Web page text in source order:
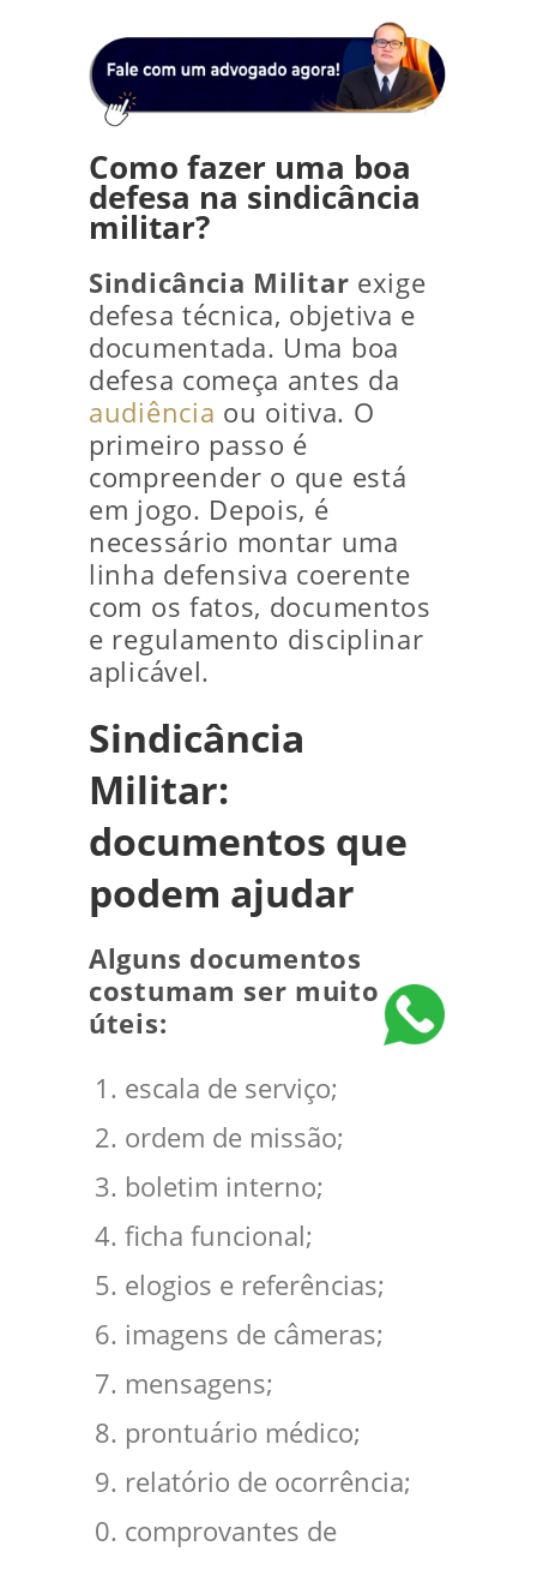
Como fazer uma boa
defesa na sindicância
militar?
Sindicância Militar exige
defesa técnica, objetiva e
documentada. Uma boa
defesa começa antes da
audiência ou oitiva. O
primeiro passo é
compreender o que está
em jogo. Depois, é
necessário montar uma
linha defensiva coerente
com os fatos, documentos
e regulamento disciplinar
aplicável.
Sindicância
Militar:
documentos que
podem ajudar
Alguns documentos
costumam ser muito
úteis:
escala de serviço;
ordem de missão;
boletim interno;
ficha funcional;
elogios e referências;
imagens de câmeras;
mensagens;
prontuário médico;
relatório de ocorrência;
comprovantes de